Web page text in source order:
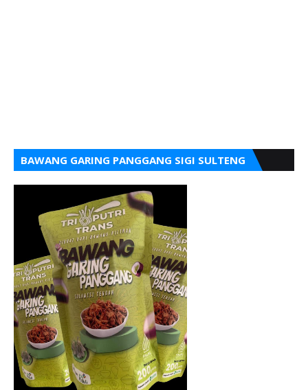
BAWANG GARING PANGGANG SIGI SULTENG